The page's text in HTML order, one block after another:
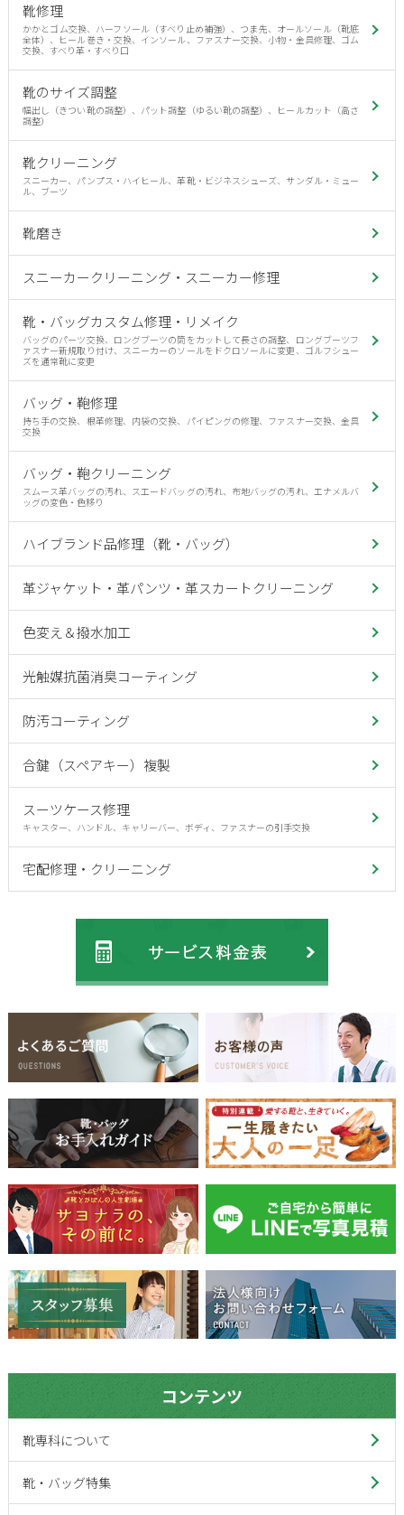
靴修理
かかとゴム交換、ハーフソール（すべり止め補強）、つま先、オールソール（靴底
全体）、ヒール巻き・交換、インソール、ファスナー交換、小物・金具修理、ゴム
交換、すべり革・すべり口
靴のサイズ調整
幅出し（きつい靴の調整）、パット調整（ゆるい靴の調整）、ヒールカット（高さ
調整）
靴クリーニング
スニーカー、パンプス・ハイヒール、革靴・ビジネスシューズ、サンダル・ミュー
ル、ブーツ
靴磨き
スニーカークリーニング・スニーカー修理
靴・バッグカスタム修理・リメイク
バッグのパーツ交換、ロングブーツの筒をカットして長さの調整、ロングブーツフ
ァスナー新規取り付け、スニーカーのソールをドクロソールに変更、ゴルフシュー
ズを通常靴に変更
バッグ・鞄修理
持ち手の交換、根革修理、内袋の交換、パイピングの修理、ファスナー交換、金具
交換
バッグ・鞄クリーニング
スムース革バッグの汚れ、スエードバッグの汚れ、布地バッグの汚れ、エナメルバ
ッグの変色・色移り
ハイブランド品修理（靴・バッグ）
革ジャケット・革パンツ・革スカートクリーニング
色変え＆撥水加工
光触媒抗菌消臭コーティング
防汚コーティング
合鍵（スペアキー）複製
スーツケース修理
キャスター、ハンドル、キャリーバー、ボディ、ファスナーの引手交換
宅配修理・クリーニング
コンテンツ
靴専科について
靴・バッグ特集